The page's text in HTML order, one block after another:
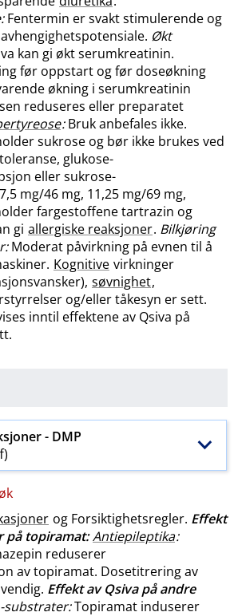
Fentermin er svakt stimulerende og
Økt
kan gi økt serumkreatinin.
før oppstart og før doseøkning
økning i serumkreatinin
reduseres eller preparatet
:Bruk anbefales ikke.
sukrose og bør ikke brukes ved
glukose-
eller sukrose-
mg/46 mg, 11,25 mg/69 mg,
fargestoffene tartrazin og
gi allergiske reaksjoner. Bilkjøring
Moderat påvirkning på evnen til å
Kognitive virkninger
søvnighet,
og​/​eller tåkesyn er sett.
inntil effektene av Qsiva på
- DMP
og Forsiktighetsregler. Effekt
på topiramat: Antiepileptika:
reduserer
av topiramat. Dosetitrering av
Effekt av Qsiva på andre
-substrater:Topiramat induserer